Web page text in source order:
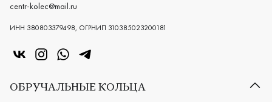
centr-kolec@mail.ru
ИНН 380803379498, ОГРНИП 310385023200181
«Центр колец» в VK
«Центр колец» в Instagram
«Центр колец» в Whatsapp
«Центр колец» в Telegram
ОБРУЧАЛЬНЫЕ КОЛЬЦА